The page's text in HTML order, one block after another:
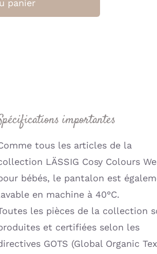
panier
importantes
tous les articles de la
LÄSSIG Cosy Colours
bébés, le pantalon est
en machine à 40°C.
les pièces de la collection
et certifiées selon les
GOTS (Global Organic